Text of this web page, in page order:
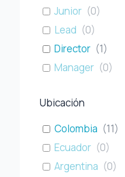
Junior (0)
Lead (0)
Director (1)
Manager (0)
Ubicación
Colombia (11)
Ecuador (0)
Argentina (0)